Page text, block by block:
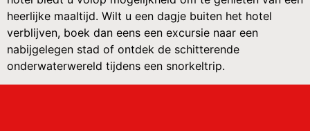
heerlijke maaltijd. Wilt u een dagje buiten het hotel
verblijven, boek dan eens een excursie naar een
nabijgelegen stad of ontdek de schitterende
onderwaterwereld tijdens een snorkeltrip.